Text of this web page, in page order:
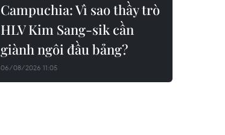
Campuchia: Vì sao thầy trò
HLV Kim Sang-sik cần
giành ngôi đầu bảng?
06/08/2026 11:05